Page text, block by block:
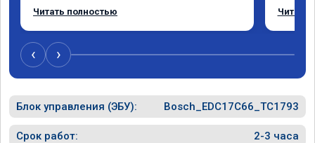
увеличилась
Читать полностью Читать
‹ ›
Блок управления (ЭБУ): Bosch_EDC17C66_TC1793
Срок работ: 2-3 часа